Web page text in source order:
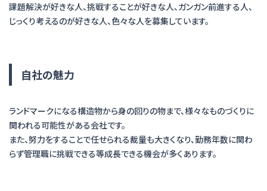
課題解決が好きな人、挑戦することが好きな人、ガンガン前進する人、
じっくり考えるのが好きな人、色々な人を募集しています。
自社の魅力
ランドマークになる構造物から身の回りの物まで、様々なものづくりに
関われる可能性がある会社です。
また、努力をすることで任せられる裁量も大きくなり、勤務年数に関わ
らず管理職に挑戦できる等成長できる機会が多くあります。